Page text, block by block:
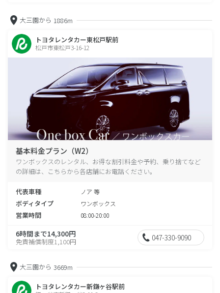
大三園から 1886m
トヨタレンタカー東松戸駅前
松戸市東松戸3-16-12
基本料金プラン（W2）
ワンボックスのレンタル、お得な割引料金や予約、乗り捨てなど
の詳細は、こちらから各店舗にお電話ください。
代表車種 ノア 等
ボディタイプ ワンボックス
営業時間 08:00-20:00
6時間まで14,300円
免責補償制度1,100円 047-330-9090
大三園から 3669m
トヨタレンタカー新鎌ヶ谷駅前